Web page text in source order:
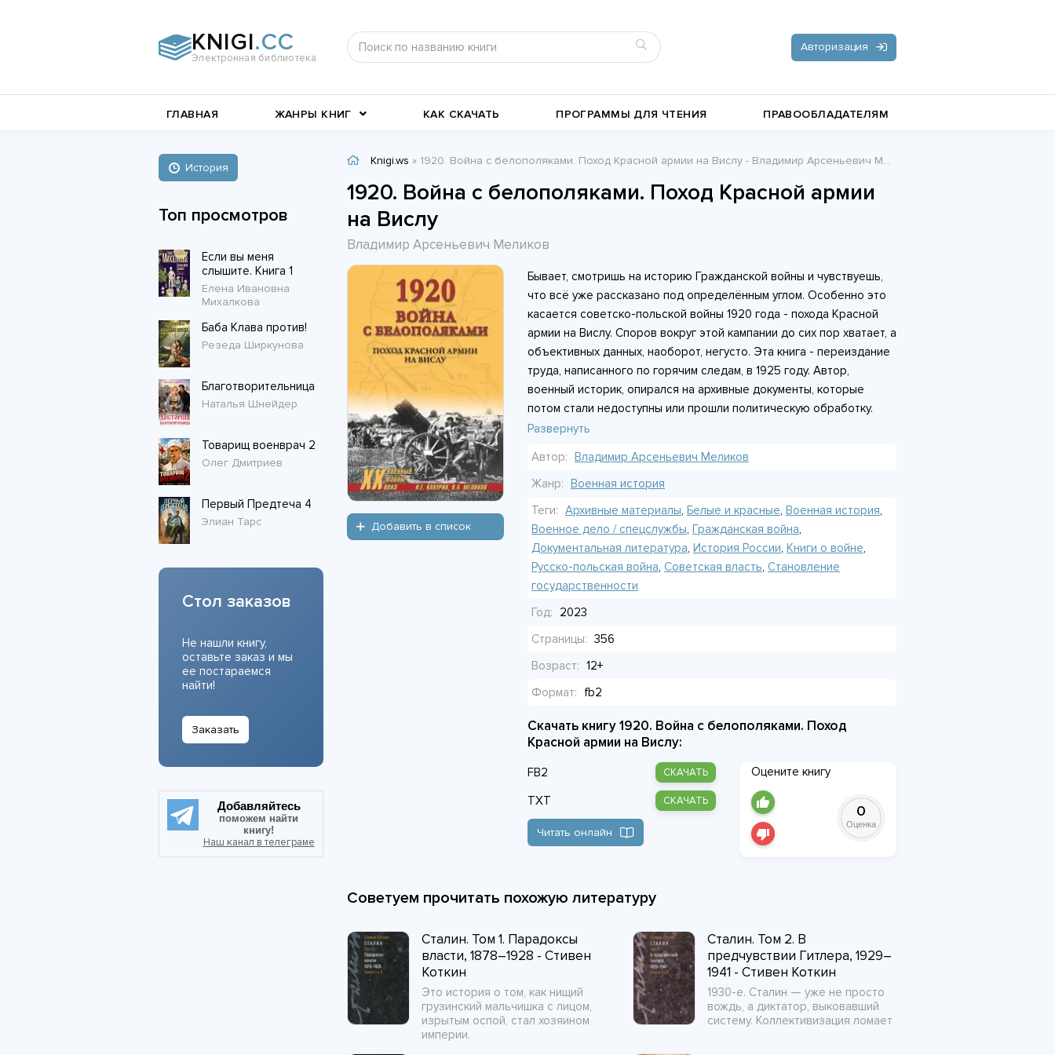
KNIGI.CC
Электронная библиотека
Авторизация
ГЛАВНАЯ ЖАНРЫ КНИГ
Книги о войне
Пьесы, драматургия
Современные любовные
романы
Короткие любовные романы История
КАК СКАЧАТЬ ПРОГРАММЫ ДЛЯ ЧТЕНИЯ ПРАВООБЛАДАТЕЛЯМ
Knigi.ws » 1920. Война с белополяками. Поход Красной армии на Вислу - Владимир Арсеньевич Меликов
1920. Война с белополяками. Поход Красной армии
на Вислу
Владимир Арсеньевич Меликов
Добавить в список
Бывает, смотришь на историю Гражданской войны и чувствуешь,
что всё уже рассказано под определённым углом. Особенно это
касается советско-польской войны 1920 года - похода Красной
армии на Вислу. Споров вокруг этой кампании до сих пор хватает, а
объективных данных, наоборот, негусто. Эта книга - переиздание
труда, написанного по горячим следам, в 1925 году. Автор,
военный историк, опирался на архивные документы, которые
потом стали недоступны или прошли политическую обработку.
Поэтому здесь нет позднейших идеологических наслоений. В
провалилось, и попытки советизации не удались. Текст дополняют
карты и документальные приложения. Книга пригодится, если
хочется разобраться в военной логике той кампании без
пропагандистских шаблонов. Подойдёт тем, кто уже знаком с
общим ходом событий и ищет конкретику по операциям и
решениям командования.
Развернуть
Автор: Владимир Арсеньевич Меликов
Жанр: Военная история
Теги: Архивные материалы, Белые и красные, Военная история,
Военное дело / спецслужбы, Гражданская война,
Документальная литература, История России, Книги о войне,
Русско-польская война, Советская власть, Становление
государственности
Год:
2023
Страницы: 356
Возраст: 12+
Формат:
fb2
Скачать книгу 1920. Война с белополяками. Поход
Красной армии на Вислу:
FB2 СКАЧАТЬ
TXT СКАЧАТЬ
Читать онлайн
Оцените книгу
0
Оценка
Советуем прочитать похожую литературу
Сталин. Том 1. Парадоксы
власти, 1878–1928 - Стивен
Коткин
Это история о том, как нищий
грузинский мальчишка с лицом,
изрытым оспой, стал хозяином
империи.
Сталин. Том 2. В
предчувствии Гитлера, 1929–
1941 - Стивен Коткин
1930-е. Сталин — уже не просто
вождь, а диктатор, выковавший
систему. Коллективизация ломает
История
Топ просмотров
Если вы меня
слышите. Книга 1
Елена Ивановна
Михалкова
Баба Клава против!
Резеда Ширкунова
Благотворительница
Наталья Шнейдер
Товарищ военврач 2
Олег Дмитриев
Первый Предтеча 4
Элиан Тарс
Стол заказов
Не нашли книгу,
оставьте заказ и мы
ее постараемся
найти!
Заказать
Добавляйтесь
поможем найти
книгу!
Наш канал в телеграме
Документальная